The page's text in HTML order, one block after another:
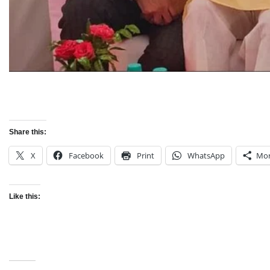
Share this:
X Facebook Print WhatsApp
Like this: